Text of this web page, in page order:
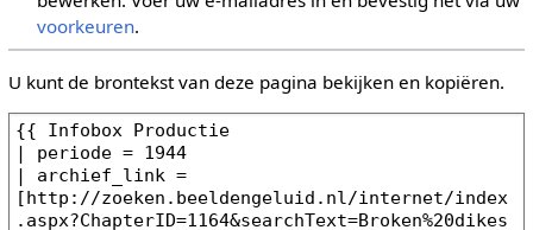
voorkeuren.
U kunt de brontekst van deze pagina bekijken en kopiëren.